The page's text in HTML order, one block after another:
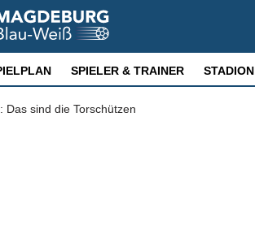
SPIELER & TRAINER STADION
Das sind die Torschützen